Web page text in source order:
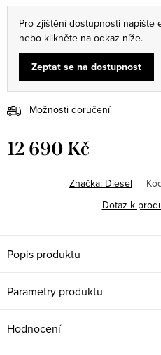
Pro zjištění dostupnosti napište
nebo klikněte na odkaz níže.
Zeptat se na dostupnost
Možnosti doručení
12 690 Kč
Značka: Diesel
Dotaz k
Popis produktu
Parametry produktu
Hodnocení